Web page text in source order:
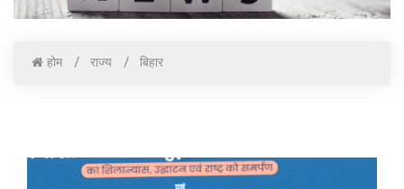
होम राज्य बिहार